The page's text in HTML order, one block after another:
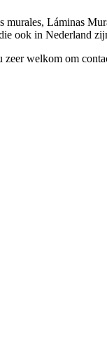
murales, Láminas
ook in Nederland
welkom om